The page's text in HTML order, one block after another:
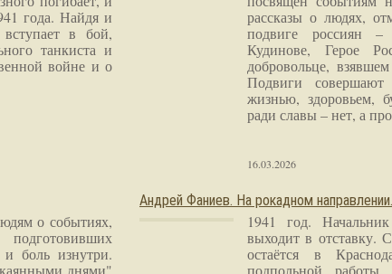
года. Найдя и
в бой,
танкиста и
войне и о
рассказы о людях,
подвиге россиян –
Кудинове, Герое
добровольце,
Подвиги совершают
жизнью, здоровьем,
ради славы – нет, а
16.03.2026
о событиях,
боль изнутри.
днями"
Андрей Фаниев. На рокадном
1941 год.
выходит в отставку.
остаётся в
подпольной